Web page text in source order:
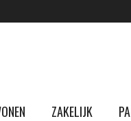
ZAKELIJK